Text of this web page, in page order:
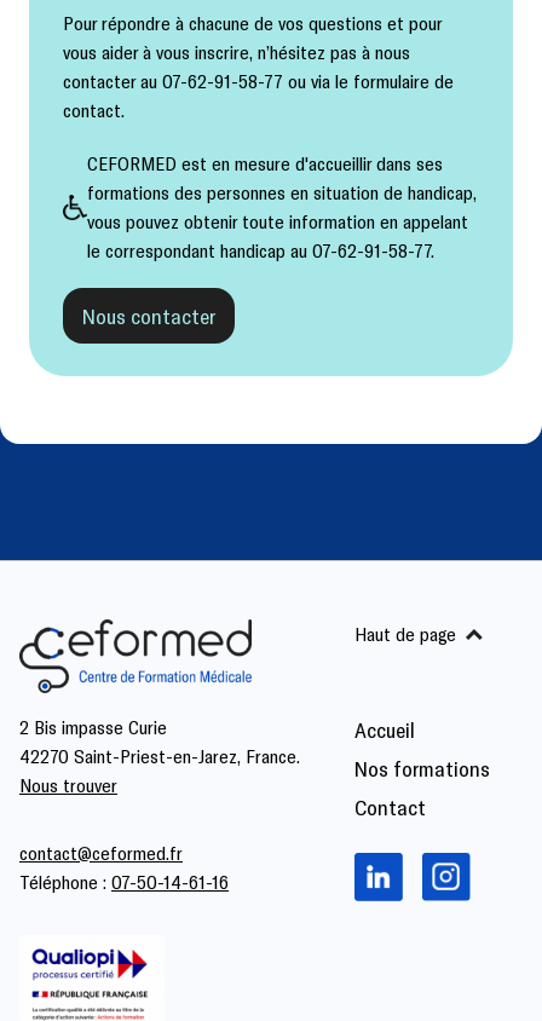
Pour répondre à chacune de vos questions et pour
vous aider à vous inscrire, n’hésitez pas à nous
contacter au 07-62-91-58-77 ou via le formulaire de
contact.
CEFORMED est en mesure d'accueillir dans ses
formations des personnes en situation de handicap,
vous pouvez obtenir toute information en appelant
le correspondant handicap au 07-62-91-58-77.
Nous contacter
2 Bis impasse Curie
42270 Saint-Priest-en-Jarez, France.
Nous trouver
Accueil
Nos formations
Contact
Haut de page
contact@ceformed.fr
Téléphone : 07-50-14-61-16